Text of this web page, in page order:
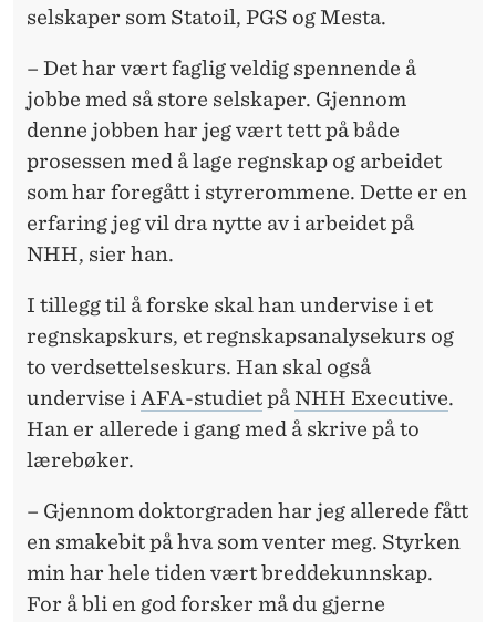
selskaper som Statoil, PGS og Mesta.
– Det har vært faglig veldig spennende å
jobbe med så store selskaper. Gjennom
denne jobben har jeg vært tett på både
prosessen med å lage regnskap og arbeidet
som har foregått i styrerommene. Dette er en
erfaring jeg vil dra nytte av i arbeidet på
NHH, sier han.
I tillegg til å forske skal han undervise i et
regnskapskurs, et regnskapsanalysekurs og
to verdsettelseskurs. Han skal også
undervise i AFA-studietpåNHH Executive.
Han er allerede i gang med å skrive på to
lærebøker.
– Gjennom doktorgraden har jeg allerede fått
en smakebit på hva som venter meg. Styrken
min har hele tiden vært breddekunnskap.
For å bli en god forsker må du gjerne